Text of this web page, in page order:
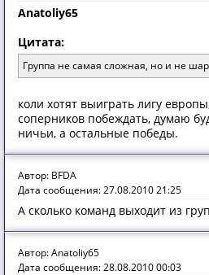
Anatoliy65
Цитата:
Группа не самая сложная, но и не
коли хотят выиграть лигу
соперников побеждать, думаю
ничьи, а остальные победы.
Автор: BFDA
Дата сообщения: 27.08.2010 21:25
А сколько команд выходит из
Автор: Anatoliy65
Дата сообщения: 28.08.2010 00:03